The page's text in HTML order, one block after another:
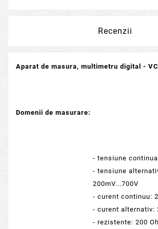
Recenzii
Aparat de masura, multimetru digital -
Domenii de masurare:
- tensiune
- tensiune
200mV...700V
- curent continuu:
- curent alternativ:
- rezistente: 200